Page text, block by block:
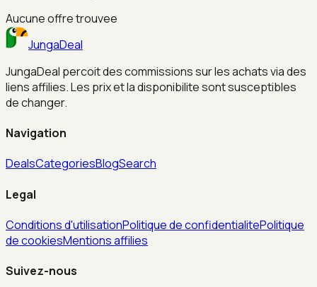
Aucune offre trouvee
JungaDeal
JungaDeal percoit des commissions sur les achats via des
liens affilies. Les prix et la disponibilite sont susceptibles
de changer.
Navigation
DealsCategoriesBlogSearch
Legal
Conditions d'utilisationPolitique de confidentialitePolitique
de cookiesMentions affilies
Suivez-nous